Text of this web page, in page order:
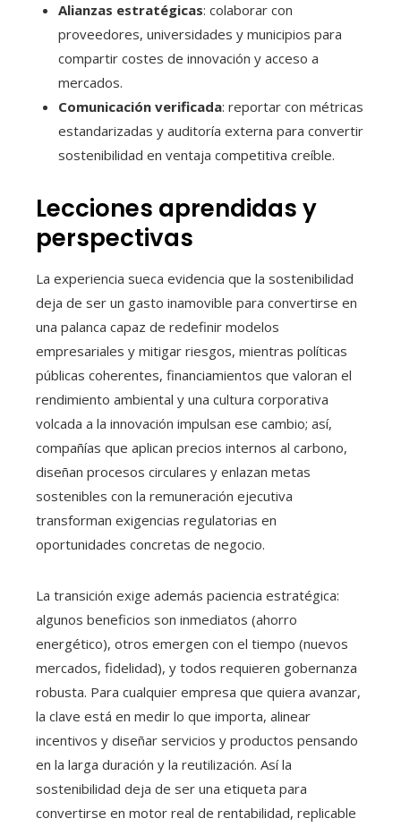
Alianzas estratégicas: colaborar con
proveedores, universidades y municipios para
compartir costes de innovación y acceso a
mercados.
Comunicación verificada: reportar con métricas
estandarizadas y auditoría externa para convertir
sostenibilidad en ventaja competitiva creíble.
Lecciones aprendidas y
perspectivas
La experiencia sueca evidencia que la sostenibilidad
deja de ser un gasto inamovible para convertirse en
una palanca capaz de redefinir modelos
empresariales y mitigar riesgos, mientras políticas
públicas coherentes, financiamientos que valoran el
rendimiento ambiental y una cultura corporativa
volcada a la innovación impulsan ese cambio; así,
compañías que aplican precios internos al carbono,
diseñan procesos circulares y enlazan metas
sostenibles con la remuneración ejecutiva
transforman exigencias regulatorias en
oportunidades concretas de negocio.
La transición exige además paciencia estratégica:
algunos beneficios son inmediatos (ahorro
energético), otros emergen con el tiempo (nuevos
mercados, fidelidad), y todos requieren gobernanza
robusta. Para cualquier empresa que quiera avanzar,
la clave está en medir lo que importa, alinear
incentivos y diseñar servicios y productos pensando
en la larga duración y la reutilización. Así la
sostenibilidad deja de ser una etiqueta para
convertirse en motor real de rentabilidad, replicable